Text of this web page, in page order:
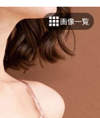
画像一覧